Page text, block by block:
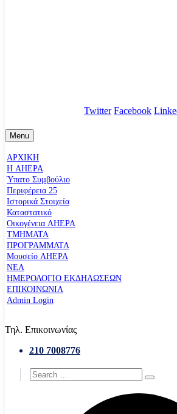
Twitter Facebook
Menu
ΑΡΧΙΚΗ
Η AHEPA
Ύπατο Συµβούλιο
Περιφέρεια 25
Ιστορικά Στοιχεία
Καταστατικό
Οικογένεια AHEPA
ΤΜΗΜΑΤΑ
ΠΡΟΓΡΑΜΜΑΤΑ
Μουσείο AHEPA
ΝΕΑ
ΗΜΕΡΟΛΟΓΙΟ ΕΚΔΗΛΩΣΕΩΝ
ΕΠΙΚΟΙΝΩΝΙΑ
Admin Login
Τηλ. Επικοινωνίας
210 7008776